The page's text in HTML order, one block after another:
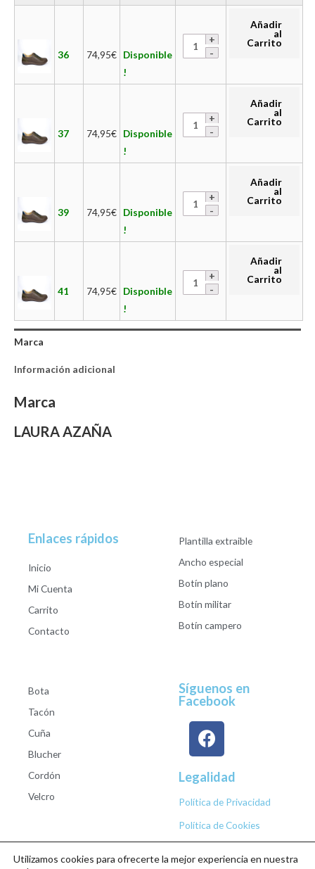
36 74,95€ Disponible
!
Añadir
al
Carrito
37 74,95€ Disponible
!
Añadir
al
Carrito
39 74,95€ Disponible
!
Añadir
al
Carrito
41 74,95€ Disponible
!
Añadir
al
Carrito
Marca
Información adicional
Marca
LAURA AZAÑA
Enlaces rápidos
Inicio
Mi Cuenta
Carrito
Contacto
Plantilla extraible
Ancho especial
Botín plano
Botín militar
Botín campero
Bota
Tacón
Cuña
Blucher
Cordón
Velcro
Síguenos en
Facebook
Legalidad
Política de Privacidad
Política de Cookies
Utilizamos cookies para ofrecerte la mejor experiencia en nuestra